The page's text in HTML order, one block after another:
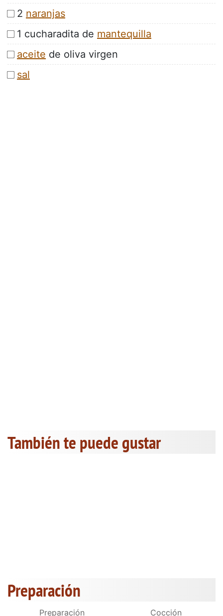
2 naranjas
1 cucharadita de mantequilla
aceite de oliva virgen
sal
También te puede gustar
Preparación
Preparación Cocción